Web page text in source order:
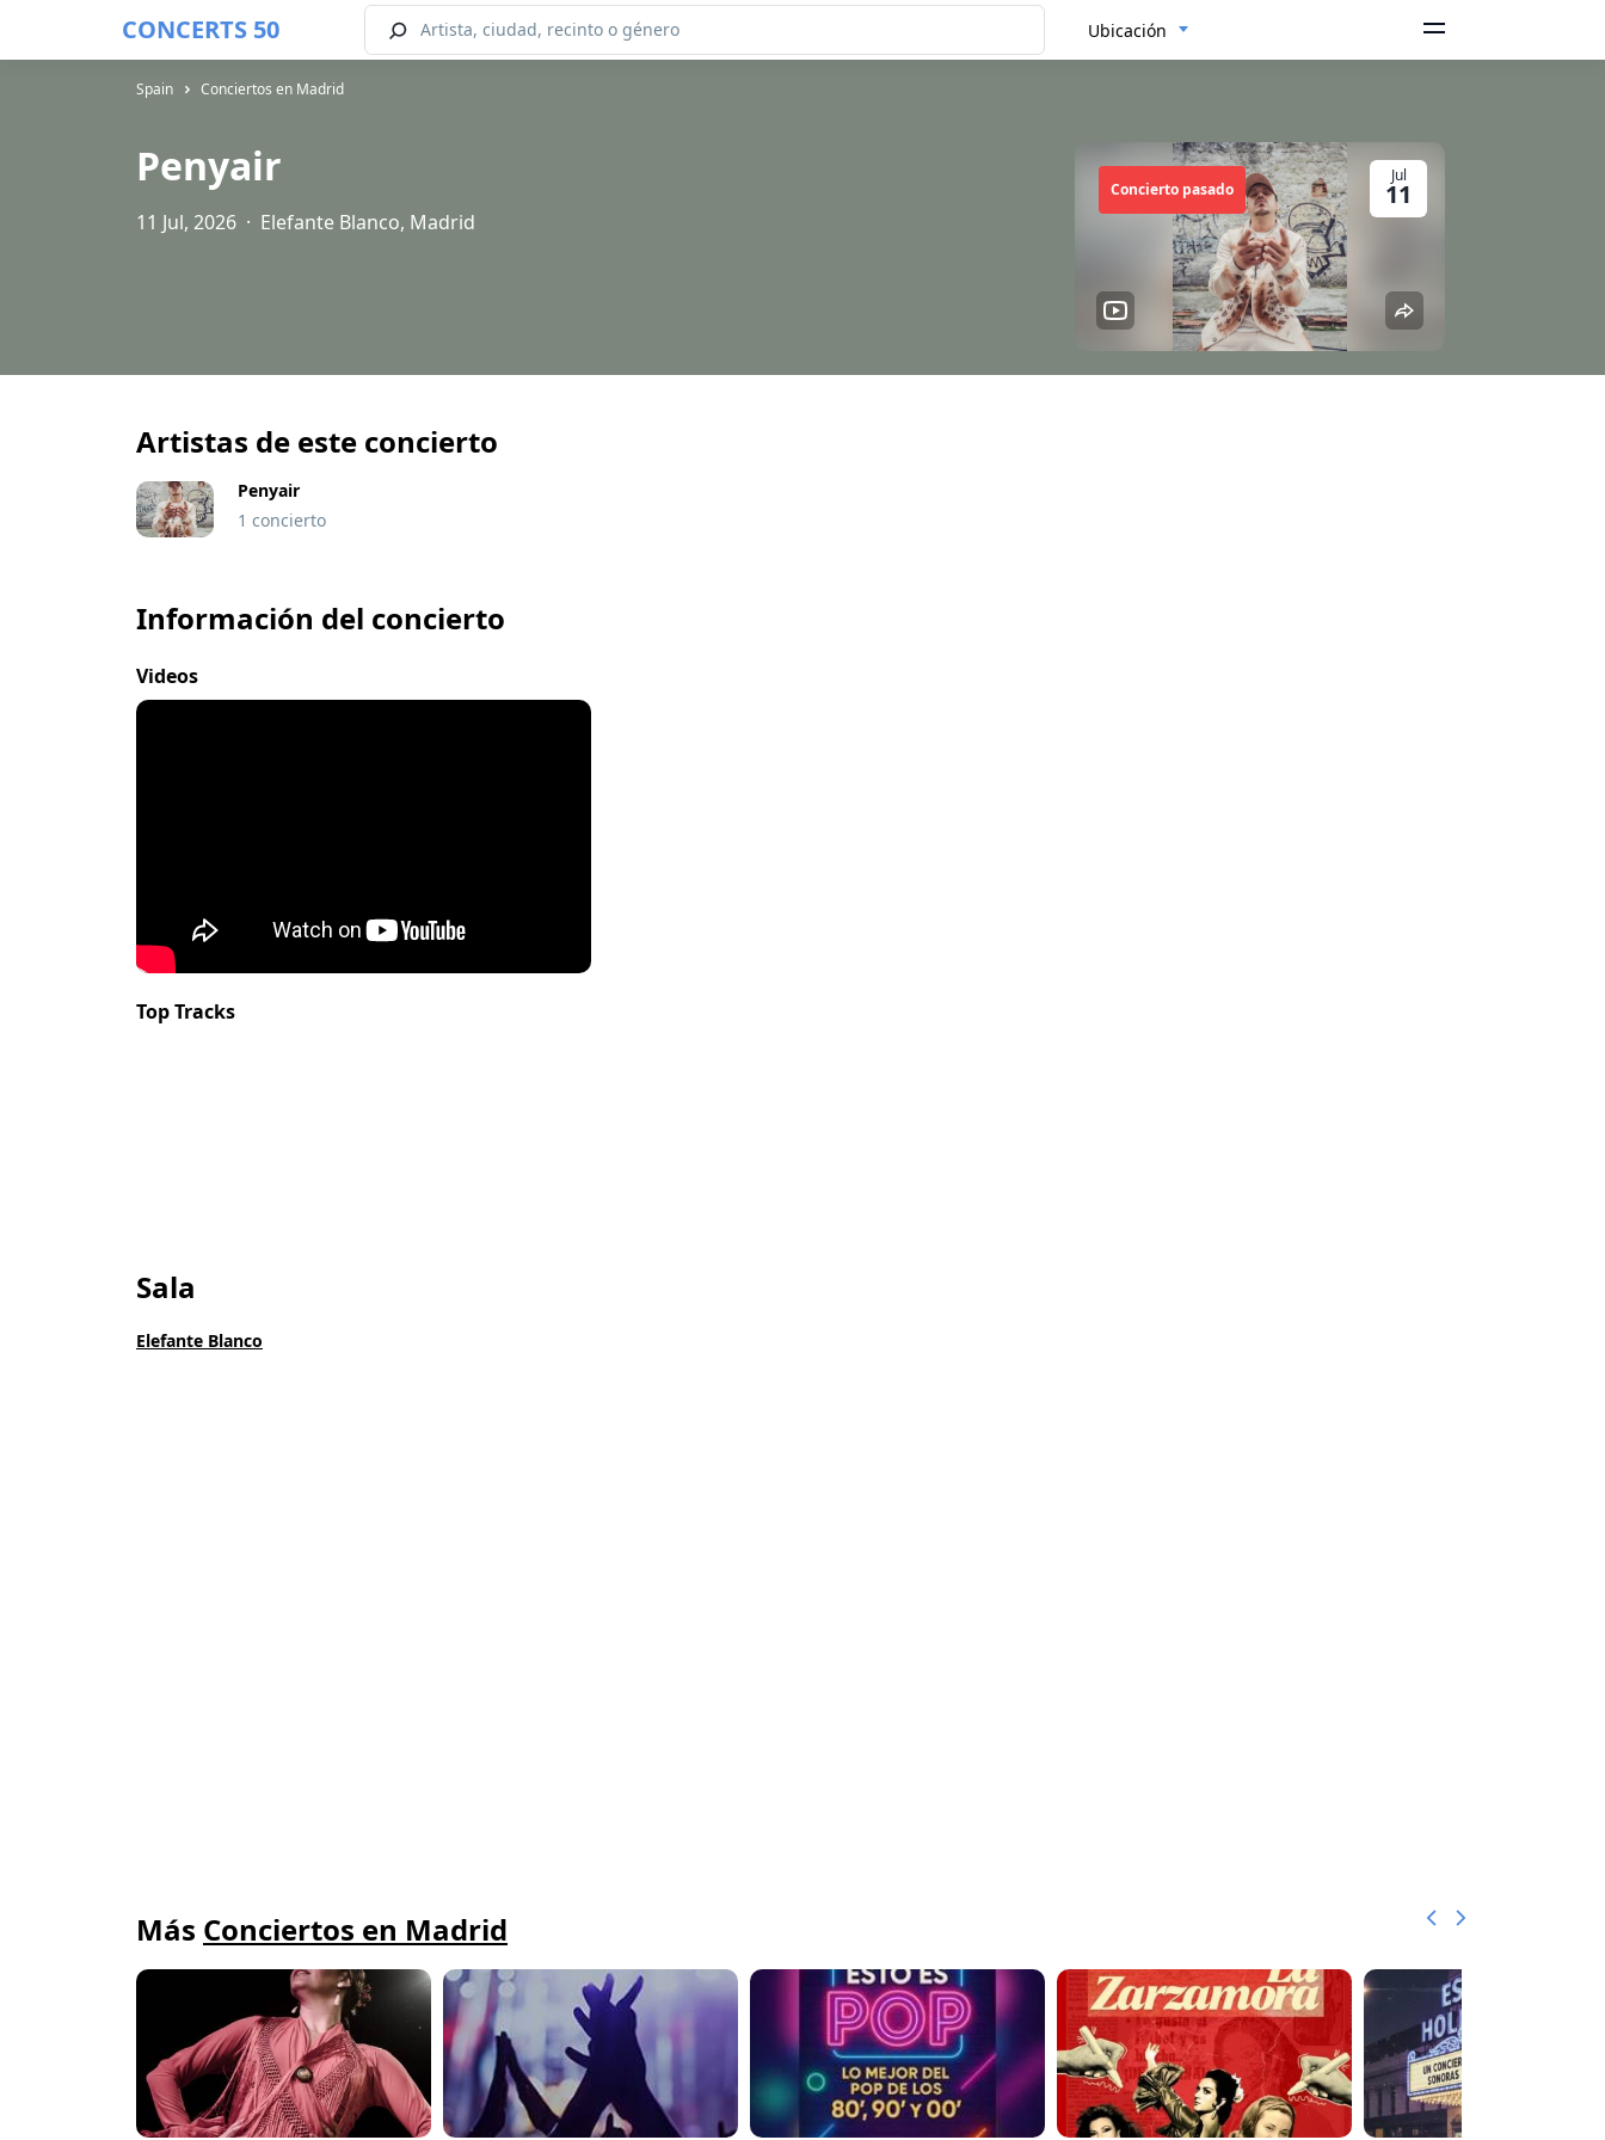
CONCERTS 50 Ubicación
Spain Conciertos en Madrid
Penyair
11 Jul, 2026 · Elefante Blanco, Madrid
Jul
11
Concierto pasado
Artistas de este concierto
Penyair
1 concierto
Información del concierto
Videos
Top Tracks
Sala
Elefante Blanco
Más Conciertos en Madrid